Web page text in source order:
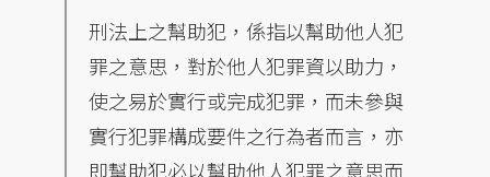
刑法上之幫助犯，係指以幫助他人犯
罪之意思，對於他人犯罪資以助力，
使之易於實行或完成犯罪，而未參與
實行犯罪構成要件之行為者而言，亦
即幫助犯必以幫助他人犯罪之意思而